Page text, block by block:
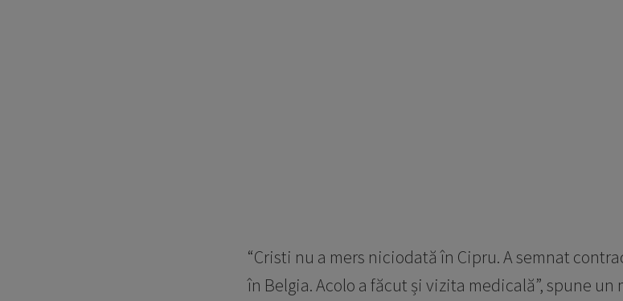
“Cristi nu a mers niciodată în Cipru. A semnat
în Belgia. Acolo a făcut și vizita medicală”, spune